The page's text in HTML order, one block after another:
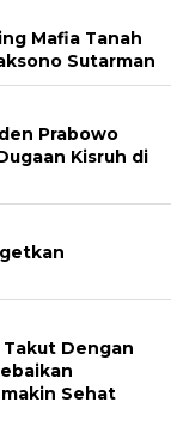
Mafia Tanah
Sutarman
Prabowo
Kisruh di
Takut Dengan
Sehat